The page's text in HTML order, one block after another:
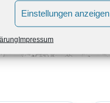
Einstellungen anzeigen
Impressum